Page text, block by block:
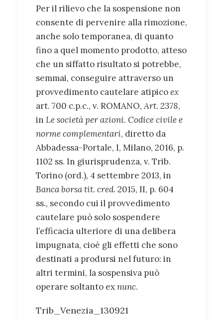
Per il rilievo che la sospensione non
consente di pervenire alla rimozione,
anche solo temporanea, di quanto
fino a quel momento prodotto, atteso
che un siffatto risultato si potrebbe,
semmai, conseguire attraverso un
provvedimento cautelare atipicoex
art. 700 c.p.c., v. ROMANO,Art. 2378,
in Le società per azioni. Codice civile e
norme complementari, diretto da
Abbadessa-Portale, I, Milano, 2016, p.
1102 ss. In giurisprudenza, v. Trib.
Torino (ord.), 4 settembre 2013, in
Banca borsa tit. cred. 2015, II, p. 604
ss., secondo cui il provvedimento
cautelare può solo sospendere
l’efficacia ulteriore di una delibera
impugnata, cioè gli effetti che sono
destinati a prodursi nel futuro: in
altri termini, la sospensiva può
operare soltanto exnunc.
Trib_Venezia_130921